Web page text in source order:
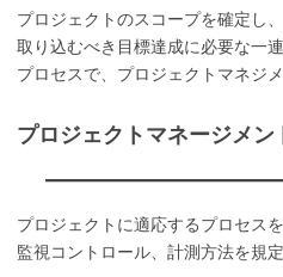
プロジェクトのスコープを確定し
取り込むべき目標達成に必要な一
プロセスで、プロジェクトマネジ
プロジェクトマネージメン
プロジェクトに適応するプロセス
監視コントロール、計測方法を規